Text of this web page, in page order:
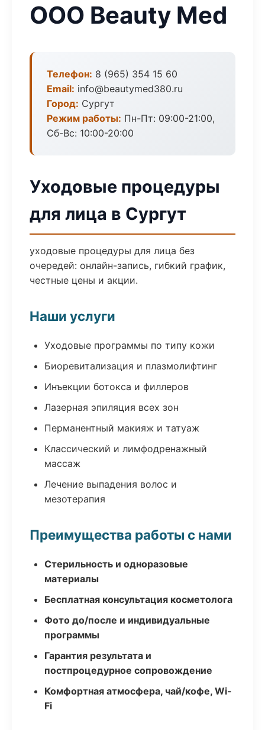
ООО Beauty Med
Телефон: 8 (965) 354 15 60
Email: info@beautymed380.ru
Город: Сургут
Режим работы: Пн-Пт: 09:00-21:00,
Сб-Вс: 10:00-20:00
Уходовые процедуры
для лица в Сургут
уходовые процедуры для лица без
очередей: онлайн-запись, гибкий график,
честные цены и акции.
Наши услуги
Уходовые программы по типу кожи
Биоревитализация и плазмолифтинг
Инъекции ботокса и филлеров
Лазерная эпиляция всех зон
Перманентный макияж и татуаж
Классический и лимфодренажный
массаж
Лечение выпадения волос и
мезотерапия
Преимущества работы с нами
Стерильность и одноразовые
материалы
Бесплатная консультация косметолога
Фото до/после и индивидуальные
программы
Гарантия результата и
постпроцедурное сопровождение
Комфортная атмосфера, чай/кофе, Wi-
Fi